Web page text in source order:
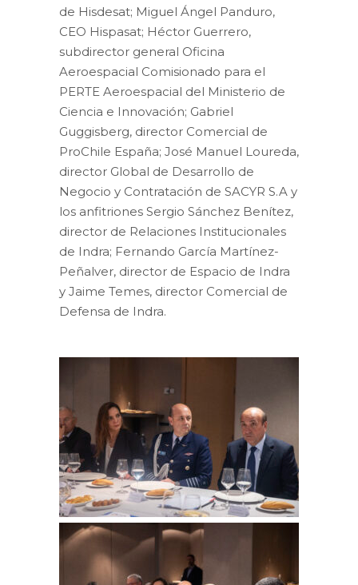
de Hisdesat; Miguel Ángel Panduro,
CEO Hispasat; Héctor Guerrero,
subdirector general Oficina
Aeroespacial Comisionado para el
PERTE Aeroespacial del Ministerio de
Ciencia e Innovación; Gabriel
Guggisberg, director Comercial de
ProChile España; José Manuel Loureda,
director Global de Desarrollo de
Negocio y Contratación de SACYR S.A y
los anfitriones Sergio Sánchez Benítez,
director de Relaciones Institucionales
de Indra; Fernando García Martínez-
Peñalver, director de Espacio de Indra
y Jaime Temes, director Comercial de
Defensa de Indra.